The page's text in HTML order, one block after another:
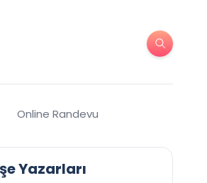
Online Randevu
Yazarları